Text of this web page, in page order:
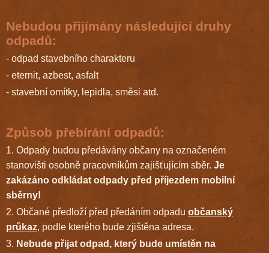
Nebudou přijímány následující druhy
odpadů:
- odpad stavebního charakteru
- eternit, azbest, asfalt
- stavební omítky, lepidla, směsi atd.
Způsob přebírání odpadů:
1. Odpady budou předávány občany na označeném
stanovišti osobně pracovníkům zajišťujícím sběr. Je
zakázáno odkládat odpady před příjezdem mobilní
sběrny!
2. Občané předloží před předáním odpadu občanský
průkaz, podle kterého bude zjištěna adresa.
3. Nebude přijat odpad, který bude umístěn na